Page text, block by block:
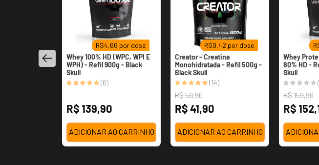
R$4,66 por dose
Whey 100% HD (WPC, WPI E
WPH) - Refil 900g - Black
Skull
(6)
R$ 139,90
ADICIONAR AO CARRINHO
R$0,42 por dose
Creator - Creatina
Monohidratada - Refil 500g -
Black Skull
(14)
R$59,90
R$ 41,90
ADICIONAR AO CARRINHO
Whey
80% HD -
Skull
(
R$159,90
R$ 152,